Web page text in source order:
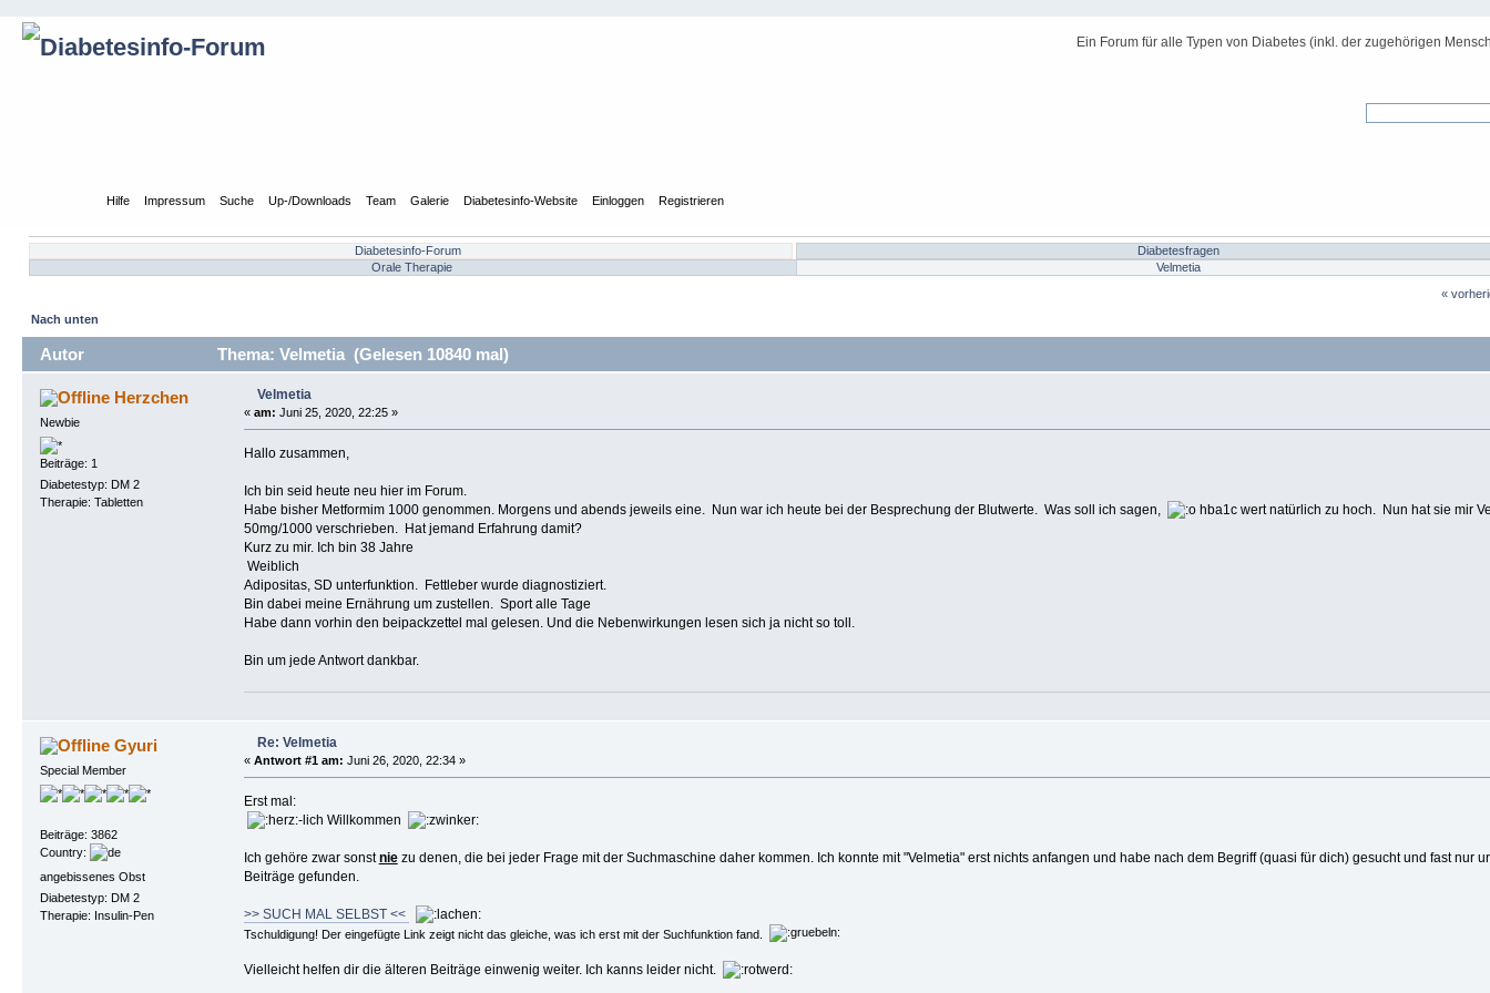
Ein Forum für alle Typen von Diabetes (inkl. der zugehörigen
Hilfe Impressum Suche Up-/Downloads Team Galerie Diabetesinfo-Website Einloggen Registrieren
Diabetesinfo-Forum
Diabetesfragen
Orale Therapie
Velmetia
«
Nach unten
Autor Thema: Velmetia (Gelesen 10840 mal)
Herzchen
Newbie
Beiträge: 1
Diabetestyp: DM 2
Therapie: Tabletten
Velmetia
« am: Juni 25, 2020, 22:25 »
Hallo zusammen,
Ich bin seid heute neu hier im Forum.
Habe bisher Metformim 1000 genommen. Morgens und abends jeweils eine. Nun war ich heute bei der Besprechung der Blutwerte. Was soll ich sagen,
hba1c wert natürlich zu hoch. Nun hat sie mir
50mg/1000 verschrieben. Hat jemand Erfahrung damit?
Kurz zu mir. Ich bin 38 Jahre
Weiblich
Adipositas, SD unterfunktion. Fettleber wurde diagnostiziert.
Bin dabei meine Ernährung um zustellen. Sport alle Tage
Habe dann vorhin den beipackzettel mal gelesen. Und die Nebenwirkungen lesen sich ja nicht so toll.
Bin um jede Antwort dankbar.
Gyuri
Special Member
Beiträge: 3862
Country:
angebissenes Obst
Diabetestyp: DM 2
Therapie: Insulin-Pen
Re: Velmetia
« Antwort #1 am: Juni 26, 2020, 22:34 »
Erst mal:
-lich Willkommen
Ich gehöre zwar sonstniezu denen, die bei jeder Frage mit der Suchmaschine daher kommen. Ich konnte mit "Velmetia" erst nichts anfangen und habe nach dem Begriff (quasi für dich) gesucht und fast nur
Beiträge gefunden.
>> SUCH MAL SELBST <<
Tschuldigung! Der eingefügte Link zeigt nicht das gleiche, was ich erst mit der Suchfunktion fand.
Vielleicht helfen dir die älteren Beiträge einwenig weiter. Ich kanns leider nicht.